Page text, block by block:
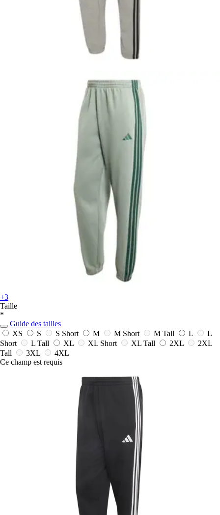
+3
Taille
*
Guide des tailles
XS
S S Short M M Short M Tall L
L
Short
L Tall XL XL Short XL Tall 2XL
2XL
Tall
3XL
4XL
Ce champ est requis